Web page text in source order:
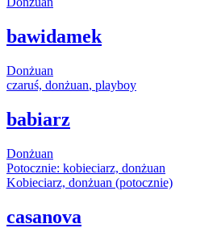
bawidamek
Donżuan
czaruś, donżuan, playboy
babiarz
Donżuan
Potocznie: kobieciarz, donżuan
Kobieciarz, donżuan (potocznie)
casanova